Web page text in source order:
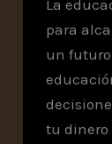
La
para
un futuro
tu dinero